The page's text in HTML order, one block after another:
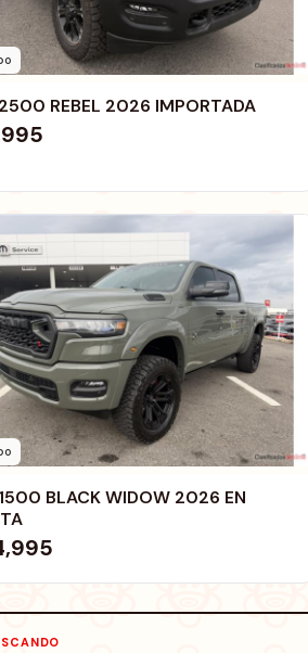
REBEL 2026 IMPORTADA
BLACK WIDOW 2026 EN